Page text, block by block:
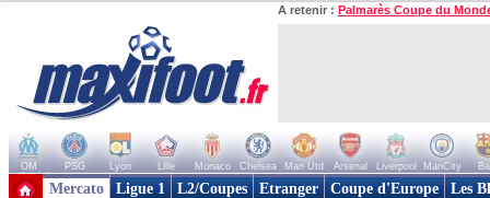
A retenir : Palmarès Coupe du
OM PSG Lyon Lille Monaco Chelsea Man Utd Arsenal Liverpool ManCity
+ de clubs
Mercato Ligue 1 L2/Coupes Etranger Coupe d'Europe Les